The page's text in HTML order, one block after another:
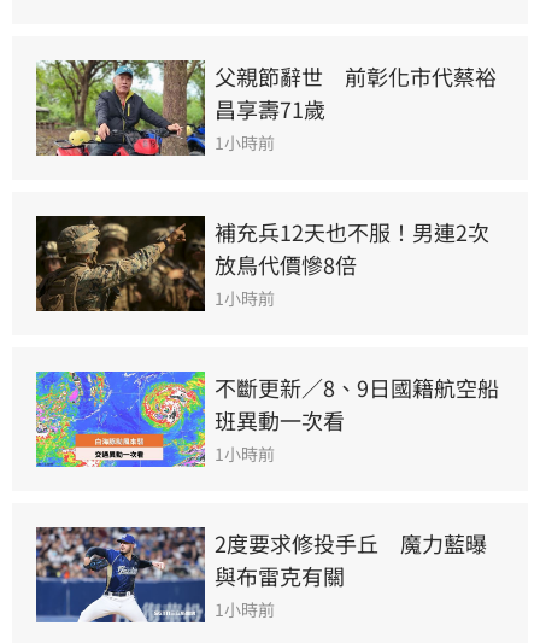
父親節辭世　前彰化市代蔡裕
昌享壽71歲
1小時前
補充兵12天也不服！男連2次
放鳥代價慘8倍
1小時前
不斷更新／8、9日國籍航空船
班異動一次看
1小時前
2度要求修投手丘　魔力藍曝
與布雷克有關
1小時前